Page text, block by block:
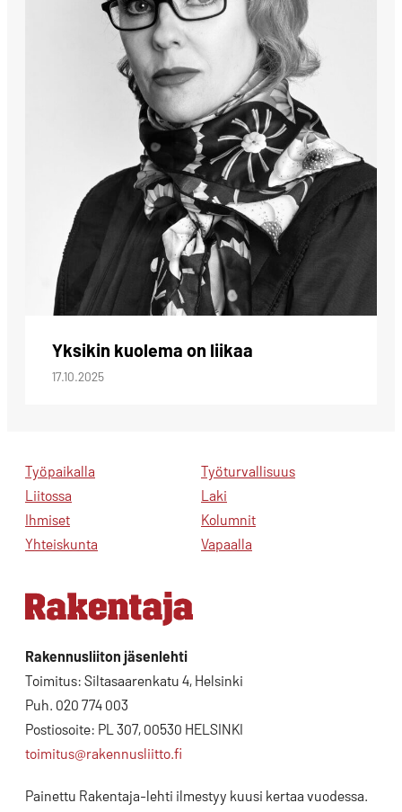
Yksikin kuolema on liikaa
17.10.2025
Työpaikalla
Liitossa
Ihmiset
Yhteiskunta
Työturvallisuus
Laki
Kolumnit
Vapaalla
Rakennusliiton jäsenlehti
Toimitus: Siltasaarenkatu 4, Helsinki
Puh. 020 774 003
Postiosoite: PL 307, 00530 HELSINKI
toimitus@rakennusliitto.fi
Painettu Rakentaja-lehti ilmestyy kuusi kertaa vuodessa.